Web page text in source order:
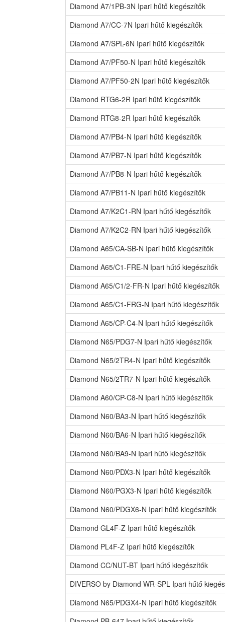
Diamond A7/1PB-3N Ipari hűtő kiegészítők
Diamond A7/CC-7N Ipari hűtő kiegészítők
Diamond A7/SPL-6N Ipari hűtő kiegészítők
Diamond A7/PF50-N Ipari hűtő kiegészítők
Diamond A7/PF50-2N Ipari hűtő kiegészítők
Diamond RTG6-2R Ipari hűtő kiegészítők
Diamond RTG8-2R Ipari hűtő kiegészítők
Diamond A7/PB4-N Ipari hűtő kiegészítők
Diamond A7/PB7-N Ipari hűtő kiegészítők
Diamond A7/PB8-N Ipari hűtő kiegészítők
Diamond A7/PB11-N Ipari hűtő kiegészítők
Diamond A7/K2C1-RN Ipari hűtő kiegészítők
Diamond A7/K2C2-RN Ipari hűtő kiegészítők
Diamond A65/CA-SB-N Ipari hűtő kiegészítők
Diamond A65/C1-FRE-N Ipari hűtő kiegészítők
Diamond A65/C1/2-FR-N Ipari hűtő kiegészítők
Diamond A65/C1-FRG-N Ipari hűtő kiegészítők
Diamond A65/CP-C4-N Ipari hűtő kiegészítők
Diamond N65/PDG7-N Ipari hűtő kiegészítők
Diamond N65/2TR4-N Ipari hűtő kiegészítők
Diamond N65/2TR7-N Ipari hűtő kiegészítők
Diamond A60/CP-C8-N Ipari hűtő kiegészítők
Diamond N60/BA3-N Ipari hűtő kiegészítők
Diamond N60/BA6-N Ipari hűtő kiegészítők
Diamond N60/BA9-N Ipari hűtő kiegészítők
Diamond N60/PDX3-N Ipari hűtő kiegészítők
Diamond N60/PGX3-N Ipari hűtő kiegészítők
Diamond N60/PDGX6-N Ipari hűtő kiegészítők
Diamond GL4F-Z Ipari hűtő kiegészítők
Diamond PL4F-Z Ipari hűtő kiegészítők
Diamond CC/NUT-BT Ipari hűtő kiegészítők
DIVERSO by Diamond WR-SPL Ipari hűtő
Diamond N65/PDGX4-N Ipari hűtő kiegészítők